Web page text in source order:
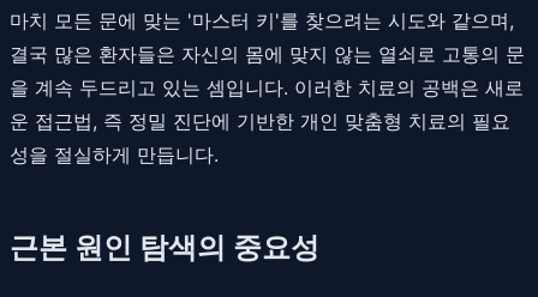
마치 모든 문에 맞는 '마스터 키'를 찾으려는 시도와 같으며,
결국 많은 환자들은 자신의 몸에 맞지 않는 열쇠로 고통의 문
을 계속 두드리고 있는 셈입니다. 이러한 치료의 공백은 새로
운 접근법, 즉 정밀 진단에 기반한 개인 맞춤형 치료의 필요
성을 절실하게 만듭니다.
근본 원인 탐색의 중요성